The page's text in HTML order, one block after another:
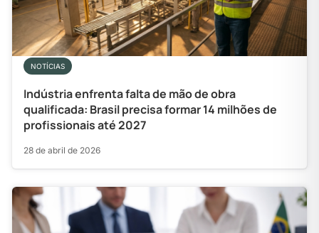
NOTÍCIAS
Indústria enfrenta falta de mão de obra
qualificada: Brasil precisa formar 14 milhões de
profissionais até 2027
28 de abril de 2026